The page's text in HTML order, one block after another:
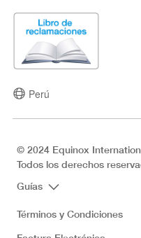
Perú
© 2024 Equinox
Todos los derechos
Guías
Términos y Condiciones